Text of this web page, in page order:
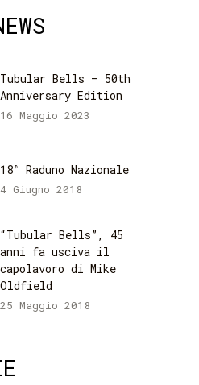
Tubular Bells – 50th
Anniversary Edition
16 Maggio 2023
18° Raduno Nazionale
4 Giugno 2018
“Tubular Bells”, 45
anni fa usciva il
capolavoro di Mike
Oldfield
25 Maggio 2018